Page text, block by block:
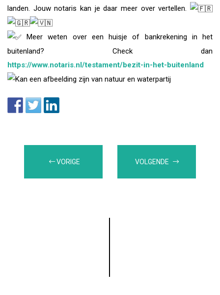
landen. Jouw notaris kan je daar meer over vertellen.
Meer weten over een huisje of bankrekening in het
buitenland? Check dan
https://www.notaris.nl/testament/bezit-in-het-buitenland
VORIGE VOLGENDE